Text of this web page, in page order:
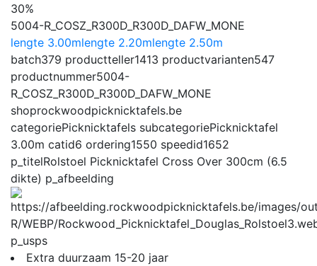
30%
5004-R_COSZ_R300D_R300D_DAFW_MONE
lengte 3.00mlengte 2.20mlengte 2.50m
batch379 productteller1413 productvarianten547
productnummer5004-
R_COSZ_R300D_R300D_DAFW_MONE
shoprockwoodpicknicktafels.be
categoriePicknicktafels subcategoriePicknicktafel
3.00m catid6 ordering1550 speedid1652
p_titelRolstoel Picknicktafel Cross Over 300cm (6.5
dikte) p_afbeelding
p_usps
Extra duurzaam 15-20 jaar